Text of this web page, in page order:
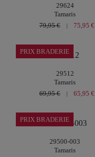
29624
Tamaris
79,95 €
| 75,95 €
PRIX BRADERIE
29512
Tamaris
69,95 €
| 65,95 €
PRIX BRADERIE
29500-003
Tamaris